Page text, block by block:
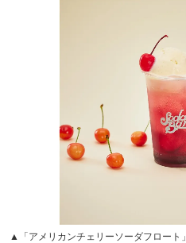
▲「アメリカンチェリーソーダフロート」